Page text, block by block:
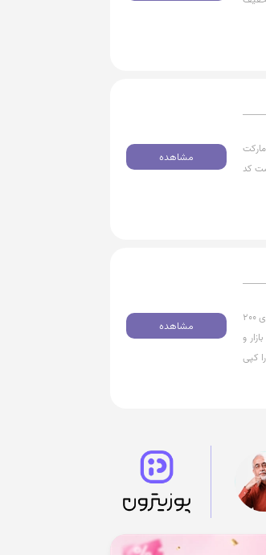
امارکت
کد
مشاهده
با استفاده از کد تخفیف میتوانید از 50 هزار تومان تخفیف ویژه برای اولین سفارش بالای 200
و
کپی
مشاهده